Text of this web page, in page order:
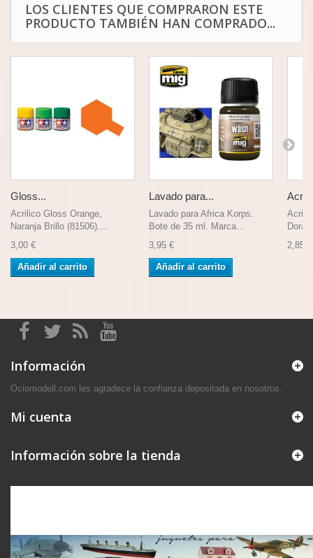
LOS CLIENTES QUE COMPRARON ESTE
PRODUCTO TAMBIÉN HAN COMPRADO...
Gloss...
Acrilico Gloss Orange,
Naranja Brillo (81506)....
3,00 €
Añadir al carrito
Lavado para...
Lavado para Africa Korps.
Bote de 35 ml. Marca...
3,95 €
Añadir al carrito
2,85 €
Información
Ociomodell.com les agradece la confianza depositada en nosotros.
Mi cuenta
Información sobre la tienda